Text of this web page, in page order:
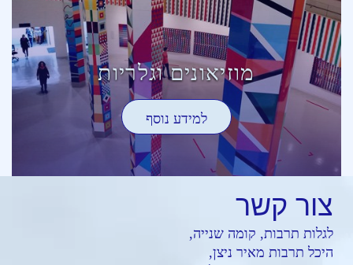
מוזיאונים וגלריות
למידע נוסף
צור קשר
לגלות תרבות, קומה שנייה,
היכל תרבות מאיר ניצן,